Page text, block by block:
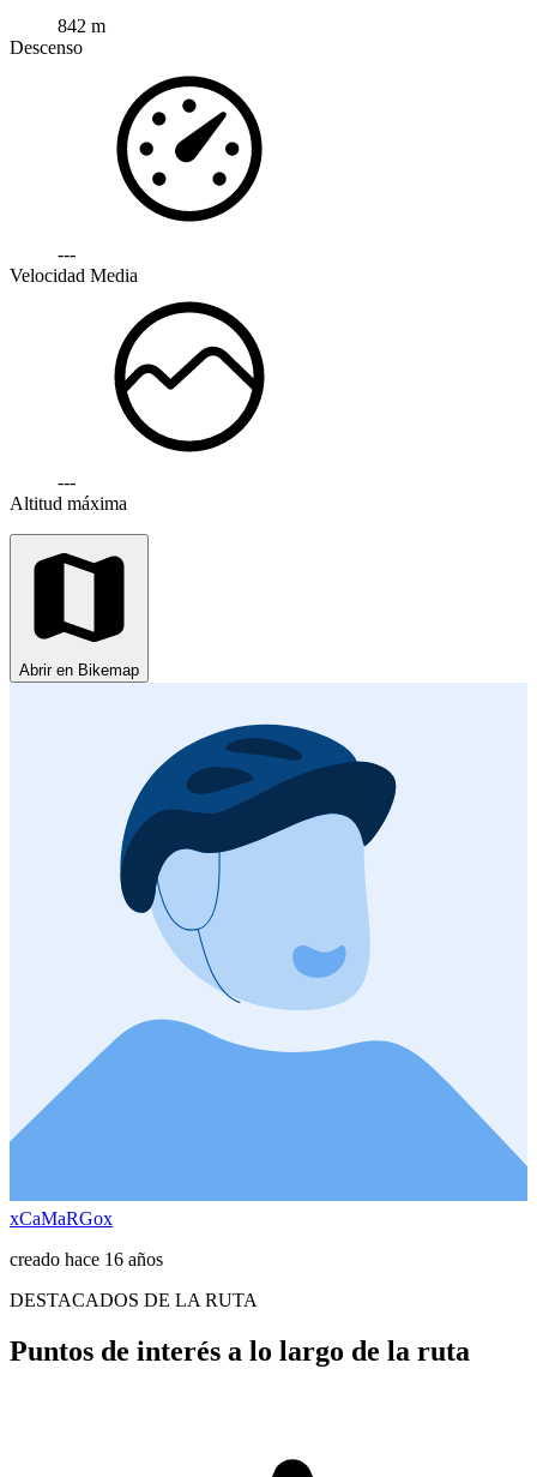
842 m
Descenso
---
Velocidad Media
---
Altitud máxima
Abrir en Bikemap
xCaMaRGox
creado hace 16 años
DESTACADOS DE LA RUTA
Puntos de interés a lo largo de la ruta